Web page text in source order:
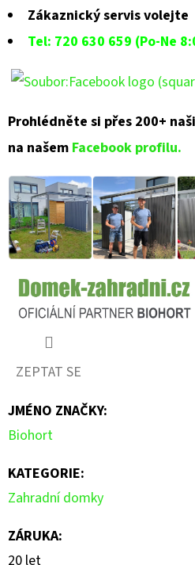
Zákaznický servis volejte
Tel: 720 630 659 (Po-Ne
Prohlédněte si přes 200+
na našem Facebook profilu.
ZEPTAT SE
JMÉNO ZNAČKY:
Biohort
KATEGORIE:
Zahradní domky
ZÁRUKA:
20 let